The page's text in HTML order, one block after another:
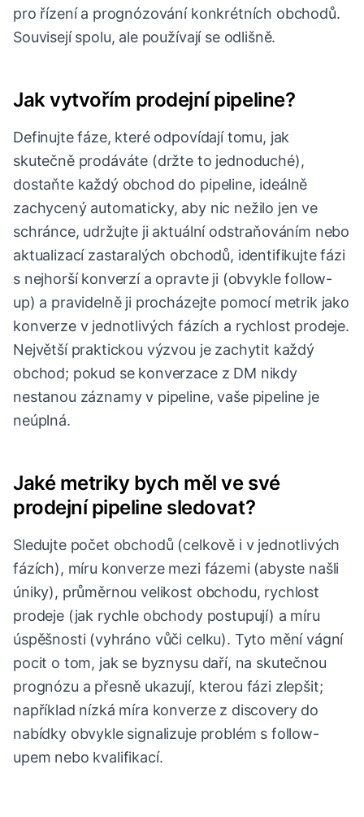
pro řízení a prognózování konkrétních obchodů.
Souvisejí spolu, ale používají se odlišně.
Jak vytvořím prodejní pipeline?
Definujte fáze, které odpovídají tomu, jak
skutečně prodáváte (držte to jednoduché),
dostaňte každý obchod do pipeline, ideálně
zachycený automaticky, aby nic nežilo jen ve
schránce, udržujte ji aktuální odstraňováním nebo
aktualizací zastaralých obchodů, identifikujte fázi
s nejhorší konverzí a opravte ji (obvykle follow-
up) a pravidelně ji procházejte pomocí metrik jako
konverze v jednotlivých fázích a rychlost prodeje.
Největší praktickou výzvou je zachytit každý
obchod; pokud se konverzace z DM nikdy
nestanou záznamy v pipeline, vaše pipeline je
neúplná.
Jaké metriky bych měl ve své
prodejní pipeline sledovat?
Sledujte počet obchodů (celkově i v jednotlivých
fázích), míru konverze mezi fázemi (abyste našli
úniky), průměrnou velikost obchodu, rychlost
prodeje (jak rychle obchody postupují) a míru
úspěšnosti (vyhráno vůči celku). Tyto mění vágní
pocit o tom, jak se byznysu daří, na skutečnou
prognózu a přesně ukazují, kterou fázi zlepšit;
například nízká míra konverze z discovery do
nabídky obvykle signalizuje problém s follow-
upem nebo kvalifikací.